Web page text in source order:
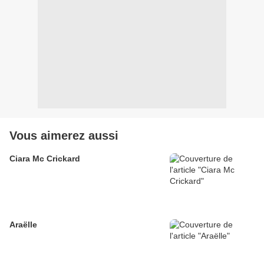
Vous aimerez aussi
Ciara Mc Crickard
Araëlle